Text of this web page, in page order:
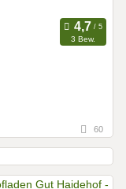
3 Bew.
60